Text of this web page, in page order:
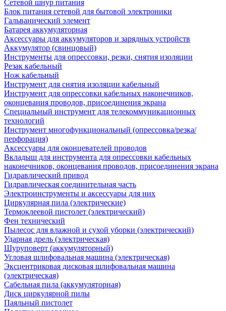
Сетевой шнур питания
Блок питания сетевой для бытовой электроники
Гальванический элемент
Батарея аккумуляторная
Аксессуары для аккумуляторов и зарядных устройств
Аккумулятор (свинцовый)
Инструменты для опрессовки, резки, снятия изоляции
Резак кабельный
Нож кабельный
Инструмент для снятия изоляции кабельный
Инструмент для опрессовки кабельных наконечников,
оконцевания проводов, присоединения экрана
Специальный инструмент для телекоммуникационных
технологий
Инструмент многофункциональный (опрессовка/резка/
перфорация)
Аксессуары для оконцевателей проводов
Вкладыш для инструмента для опрессовки кабельных
наконечников, оконцевания проводов, присоединения экрана
Гидравлический привод
Гидравлическая соединительная часть
Электроинструменты и аксессуары для них
Циркулярная пила (электрические)
Термоклеевой пистолет (электрический)
Фен технический
Пылесос для влажной и сухой уборки (электрический)
Ударная дрель (электрическая)
Шуруповерт (аккумуляторный)
Угловая шлифовальная машина (электрическая)
Эксцентриковая дисковая шлифовальная машина
(электрическая)
Сабельная пила (аккумуляторная)
Диск циркулярной пилы
Паяльный пистолет